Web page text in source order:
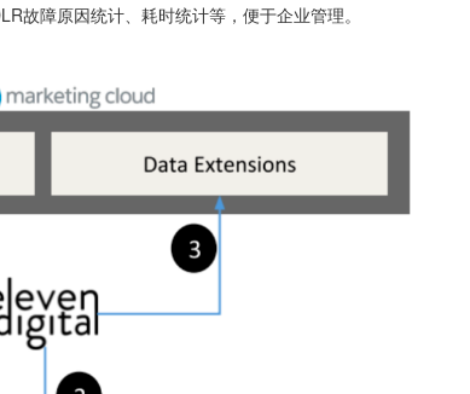
故障原因统计、耗时统计等，便于企业管理。